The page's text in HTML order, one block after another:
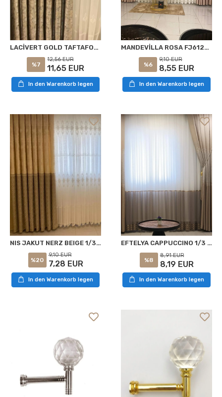
LACİVERT GOLD TAFTAFON APRE23-380 1/3 SIK PİLE PANO FON PERDE APM
%7
12,56 EUR
11,65 EUR
In den Warenkorb legen
MANDEVİLLA ROSA FJ612861 1/3 DICHTE VORHANGSTOFF
%6
9,10 EUR
8,55 EUR
In den Warenkorb legen
NIS JAKUT NERZ BEIGE 1/3 DICKER PELZ VORHANG APM
%20
9,10 EUR
7,28 EUR
In den Warenkorb legen
EFTELYA CAPPUCCINO 1/3 DICHTE PLISSIERTE VOILE-VORHANG APC
%8
8,91 EUR
8,19 EUR
In den Warenkorb legen